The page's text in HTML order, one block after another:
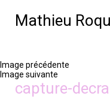
Mathieu
Image précédente
Image suivante
capture-